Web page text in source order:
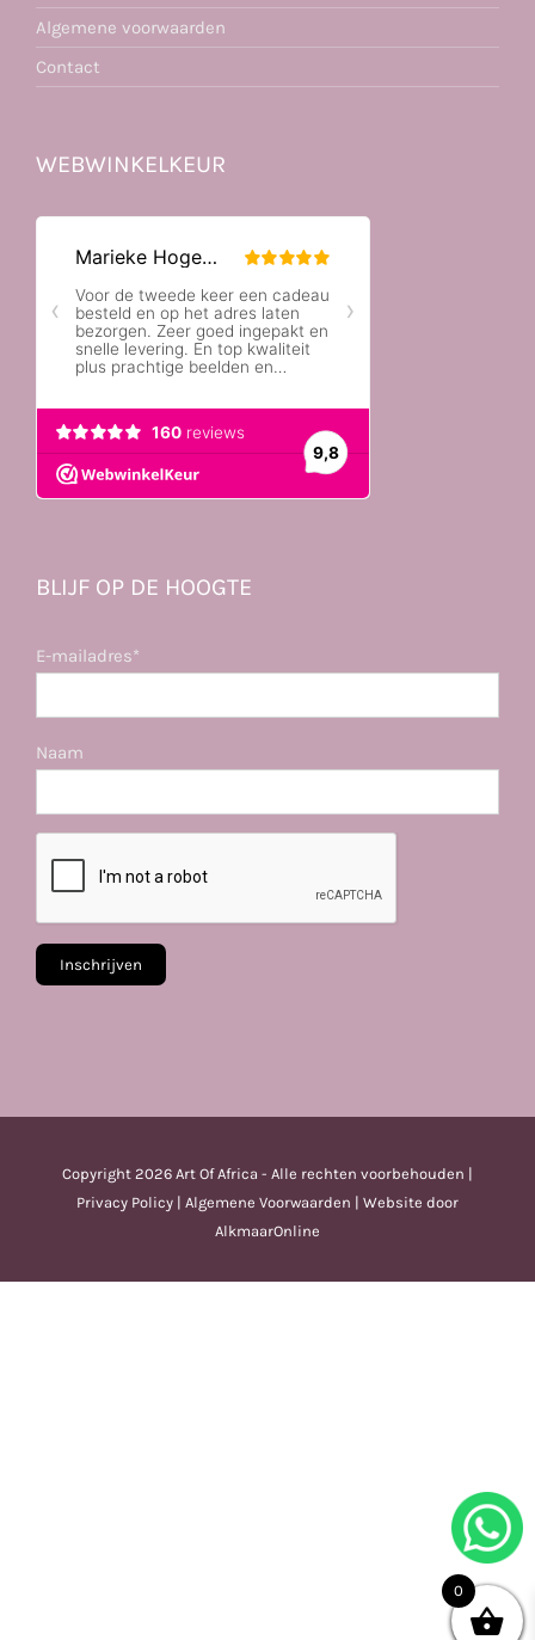
Algemene voorwaarden
Contact
WEBWINKELKEUR
BLIJF OP DE HOOGTE
E-mailadres*
Naam
Copyright 2026 Art Of Africa - Alle rechten voorbehouden |
Privacy Policy | Algemene Voorwaarden | Website door
AlkmaarOnline
0